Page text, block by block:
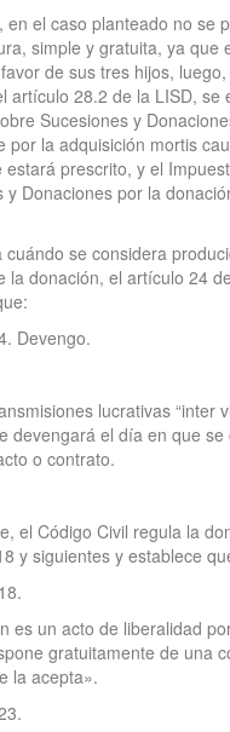
en el caso planteado no se
simple y gratuita, ya que
de sus tres hijos,
artículo 28.2 de la LISD, se
Sucesiones y
por la adquisición mortis
estará prescrito, y el
y Donaciones por la
cuándo se considera
la donación, el artículo 24
Devengo.
lucrativas “inter
devengará el día en que se
o contrato.
el Código Civil regula la
y siguientes y establece
es un acto de liberalidad
gratuitamente de una
la acepta».